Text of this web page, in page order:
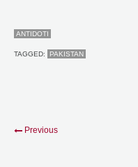
ANTIDOTI
TAGGED: PAKISTAN
Previous